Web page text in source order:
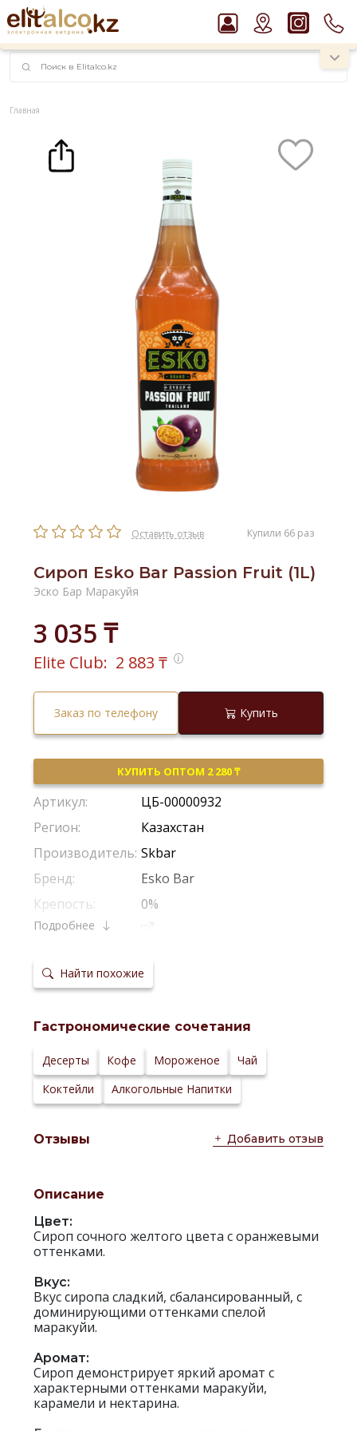
наименований!
instagram.com/rojo.kz
Рекомендуем
Пиво Guinness Draught 4,2% Can
Виски Talisker 10 YO Malt 45,8% in Box
Водка Smirnoff Red Vodka 37,5%
Джин Gordon`s London Dry Gin 37,5%
Ром Captain Morgan White 37,5%
Главная
Оставить отзыв Купили 66 раз
Сироп Esko Bar Passion Fruit (1L)
Эско Бар Маракуйя
3 035 ₸
Elite Club: 2 883 ₸
Заказ по телефону Купить
КУПИТЬ ОПТОМ 2 280 ₸
Артикул:
ЦБ-00000932
Регион:
Казахстан
Производитель: Skbar
Бренд:
Esko Bar
Крепость:
0%
сайт
Подробнее
Найти похожие
Гастрономические сочетания
Десерты Кофе Мороженое
Чай
Коктейли
Алкогольные Напитки
Отзывы Добавить отзыв
Описание
Цвет:
Сироп сочного желтого цвета с оранжевыми
оттенками.
Вкус:
Вкус сиропа сладкий, сбалансированный, с
доминирующими оттенками спелой
маракуйи.
Аромат:
Сироп демонстрирует яркий аромат с
характерными оттенками маракуйи,
карамели и нектарина.